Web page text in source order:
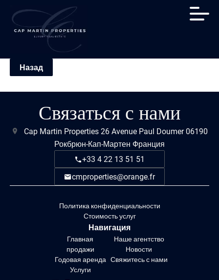
Назад
Связаться с нами
Cap Martin Properties26 Avenue Paul Doumer06190
Рокбрюн-Кап-Мартен Франция
+33 4 22 13 51 51
cmproperties@orange.fr
Политика конфиденциальности
Стоимость услуг
Навигация
Главная
продажи
Годовая аренда
Услуги
Наше агентство
Новости
Свяжитесь с нами